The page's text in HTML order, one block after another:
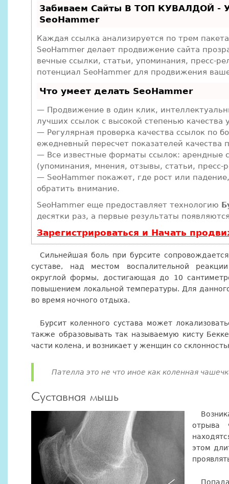
Забиваем Сайты В ТОП КУВАЛДОЙ -
SeoHammer
Каждая ссылка анализируется по трем
SeoHammer делает продвижение сайта
вечные ссылки, статьи, упоминания, пресс-
потенциал SeoHammer для продвижения
Что умеет делать SeoHammer
— Продвижение в один клик,
лучших ссылок с высокой степенью
— Регулярная проверка качества ссылок по
ежедневный пересчет показателей качества
— Все известные форматы ссылок: арендные
(упоминания, мнения, отзывы, статьи, пресс-
— SeoHammer покажет, где рост или
обратить внимание.
SeoHammer еще предоставляет технологию
десятки раз, а первые результаты
Зарегистрироваться и Начать
Сильнейшая боль при бурсите
суставе, над местом воспалительной
округлой формы, достигающая до 10
повышением локальной температуры. Для
во время ночного отдыха.
Бурсит коленного сустава может
также образовывать так называемую кисту
части колена, и возникает у женщин со
Пателла это не что иное как коленная
Суставная мышь
отрыва
этом